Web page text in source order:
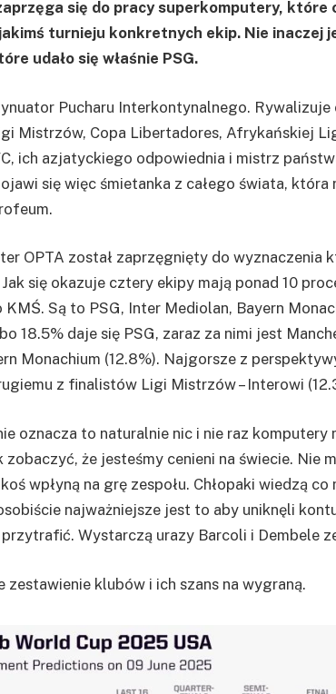
się do pracy superkomputery, które
turnieju konkretnych ekip. Nie inaczej
udało się właśnie PSG.
Pucharu Interkontynalnego. Rywalizuje
Mistrzów, Copa Libertadores, Afrykańskiej
ich azjatyckiego odpowiednia i mistrz
się więc śmietanka z całego świata,
OPTA został zaprzęgnięty do wyznaczenia
się okazuje cztery ekipy mają ponad 10
KMŚ. Są to PSG, Inter Mediolan, Bayern
18.5% daje się PSG, zaraz za nimi jest
Monachium (12.8%). Najgorsze z
z finalistów Ligi Mistrzów – Interowi
oznacza to naturalnie nic i nie raz komputery
zobaczyć, że jesteśmy cenieni na świecie. Nie
wpłyną na grę zespołu. Chłopaki wiedzą
najważniejsze jest to aby uniknęli
przytrafić. Wystarczą urazy Barcoli i Dembele
zestawienie klubów i ich szans na wygraną.